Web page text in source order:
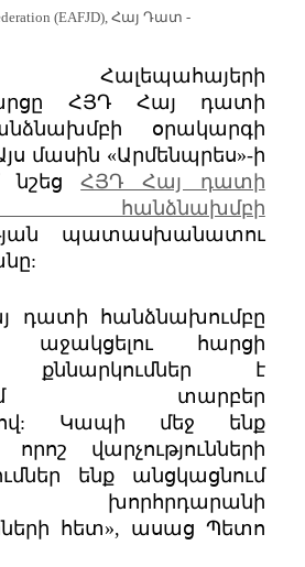
(EAFJD) ,Հայ Դատ -
Հալեպահայերի
ՀՅԴ Հայ դատի
օրակարգի
մասին «Արմենպրես»-ի
նշեցՀՅԴ Հայ դատի
հանձնախմբի
պատասխանատու
դատի հանձնախումբը
աջակցելու հարցի
քննարկումներ է
տարբեր
Կապի մեջ ենք
վարչությունների
ենք անցկացնում
խորհրդարանի
հետ», ասաց Պետո